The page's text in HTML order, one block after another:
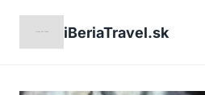
iBeriaTravel.sk